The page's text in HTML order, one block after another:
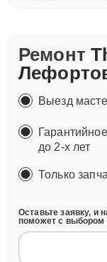
Ремонт
Выезд
до 2-х лет
Только
Оставьте заявку, и
поможет с выбором